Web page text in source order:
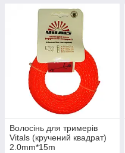
Волосінь для тримерів
Vitals (кручений квадрат)
2.0mm*15m